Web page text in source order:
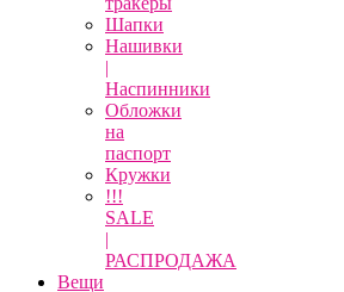
Шапки
Нашивки
|
Наспинники
Обложки
на
паспорт
Кружки
!!!
SALE
|
РАСПРОДАЖА
Вещи